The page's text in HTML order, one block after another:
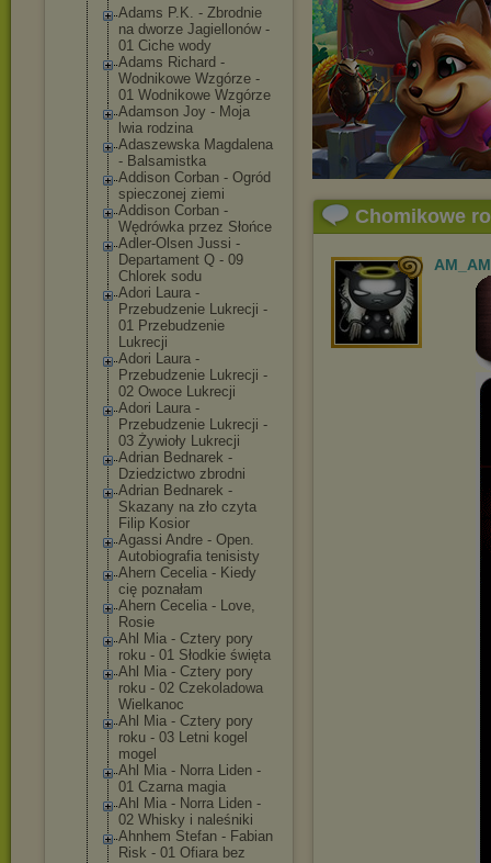
Adams P.K. - Zbrodnie
na dworze Jagiellonów -
01 Ciche wody
Adams Richard -
Wodnikowe Wzgórze -
01 Wodnikowe Wzgórze
Adamson Joy - Moja
lwia rodzina
Adaszewska Magdalena
- Balsamistka
Addison Corban - Ogród
spieczonej ziemi
Addison Corban -
Wędrówka przez Słońce
Adler-Olsen Jussi -
Departament Q - 09
Chlorek sodu
Adori Laura -
Przebudzenie Lukrecji -
01 Przebudzenie
Lukrecji
Adori Laura -
Przebudzenie Lukrecji -
02 Owoce Lukrecji
Adori Laura -
Przebudzenie Lukrecji -
03 Żywioły Lukrecji
Adrian Bednarek -
Dziedzictwo zbrodni
Adrian Bednarek -
Skazany na zło czyta
Filip Kosior
Agassi Andre - Open.
Autobiografia tenisisty
Ahern Cecelia - Kiedy
cię poznałam
Ahern Cecelia - Love,
Rosie
Ahl Mia - Cztery pory
roku - 01 Słodkie święta
Ahl Mia - Cztery pory
roku - 02 Czekoladowa
Wielkanoc
Ahl Mia - Cztery pory
roku - 03 Letni kogel
mogel
Ahl Mia - Norra Liden -
01 Czarna magia
Ahl Mia - Norra Liden -
02 Whisky i naleśniki
Ahnhem Stefan - Fabian
Risk - 01 Ofiara bez
Chomikowe
AM_AM